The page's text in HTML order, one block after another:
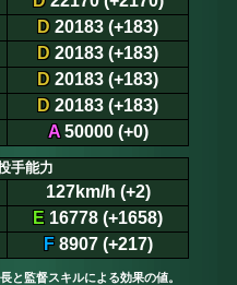
D 20183 (+183)
D 20183 (+183)
D 20183 (+183)
D 20183 (+183)
A50000 (+0)
手能力
127km/h (+2)
E 16778 (+1658)
F8907 (+217)
と監督スキルによる効果の値。